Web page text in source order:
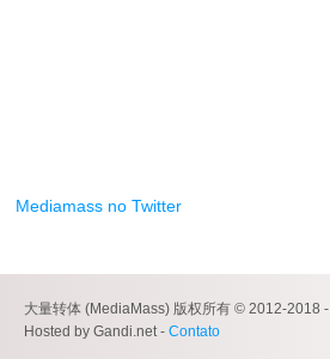
Mediamass no Twitter
大量转体 (MediaMass) 版权所有 © 2012-2018 -
Hosted by Gandi.net - Contato